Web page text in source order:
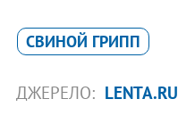
СВИНОЙ ГРИПП
ДЖЕРЕЛО: LENTA.RU